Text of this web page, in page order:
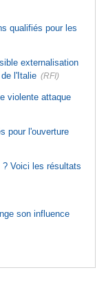
qualifiés pour les
externalisation
l'Italie (RFI)
violente attaque
pour l'ouverture
Voici les résultats
son influence